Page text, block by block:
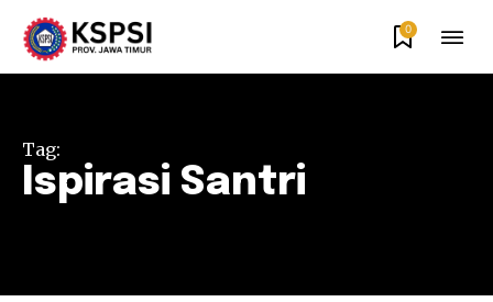
0
Tag:
Ispirasi Santri